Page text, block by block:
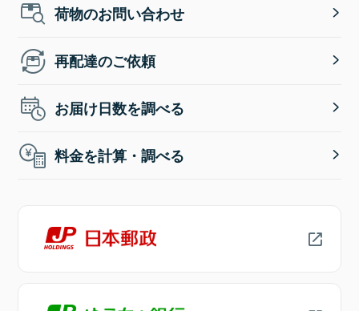
荷物のお問い合わせ
再配達のご依頼
お届け日数を調べる
料金を計算・調べる